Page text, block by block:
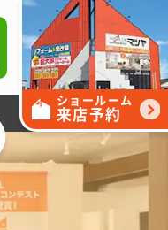
ショールーム
来店予約